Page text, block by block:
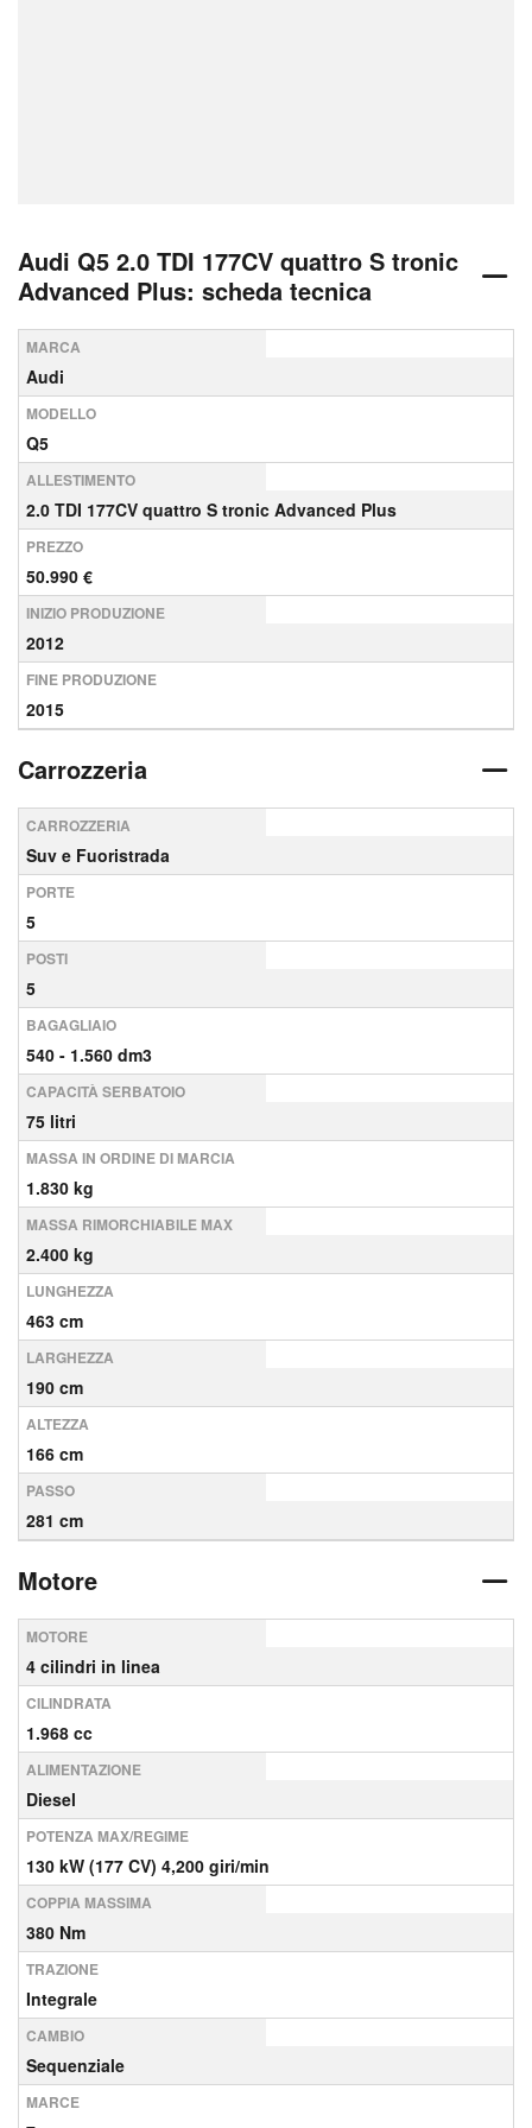
Audi Q5 2.0 TDI 177CV quattro S tronic
Advanced Plus: scheda tecnica
MARCA
Audi
MODELLO
Q5
ALLESTIMENTO
2.0 TDI 177CV quattro S tronic Advanced Plus
PREZZO
50.990 €
INIZIO PRODUZIONE
2012
FINE PRODUZIONE
2015
Carrozzeria
CARROZZERIA
Suv e Fuoristrada
PORTE
5
POSTI
5
BAGAGLIAIO
540 - 1.560 dm3
CAPACITÀ SERBATOIO
75 litri
MASSA IN ORDINE DI MARCIA
1.830 kg
MASSA RIMORCHIABILE MAX
2.400 kg
LUNGHEZZA
463 cm
LARGHEZZA
190 cm
ALTEZZA
166 cm
PASSO
281 cm
Motore
MOTORE
4 cilindri in linea
CILINDRATA
1.968 cc
ALIMENTAZIONE
Diesel
POTENZA MAX/REGIME
130 kW (177 CV) 4,200 giri/min
COPPIA MASSIMA
380 Nm
TRAZIONE
Integrale
CAMBIO
Sequenziale
MARCE